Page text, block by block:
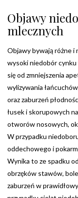
Objawy
mlecznych
Objawy bywają różne i
wysoki niedobór cynku
się od zmniejszenia
wylizywania
oraz zaburzeń
łusek i skorupowych
otworów nosowych,
W przypadku
oddechowego i
Wynika to ze spadku
obrzęków stawów,
zaburzeń w